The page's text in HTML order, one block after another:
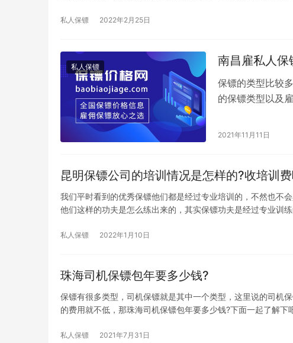
私人保镖 2022年2月25日
私人保镖 南昌雇私人保
保镖的类型比较
的保镖类型以及
2021年11月11日
昆明保镖公司的培训情况是怎样的?收培训
我们平时看到的优秀保镖他们都是经过专业培训的，不然也不
他们这样的功夫是怎么练出来的，其实保镖功夫是经过专业训
私人保镖 2022年1月10日
珠海司机保镖包年要多少钱?
保镖有很多类型，司机保镖就是其中一个类型，这里说的司机
的费用就不低，那珠海司机保镖包年要多少钱?下面一起了解下
私人保镖 2021年7月31日